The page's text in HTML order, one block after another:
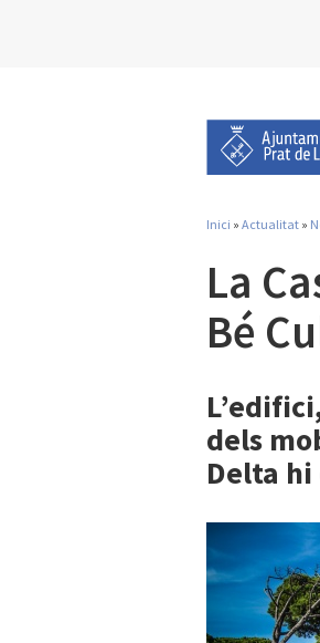
Inici » Actualitat »
La
Bé
dels
Delta